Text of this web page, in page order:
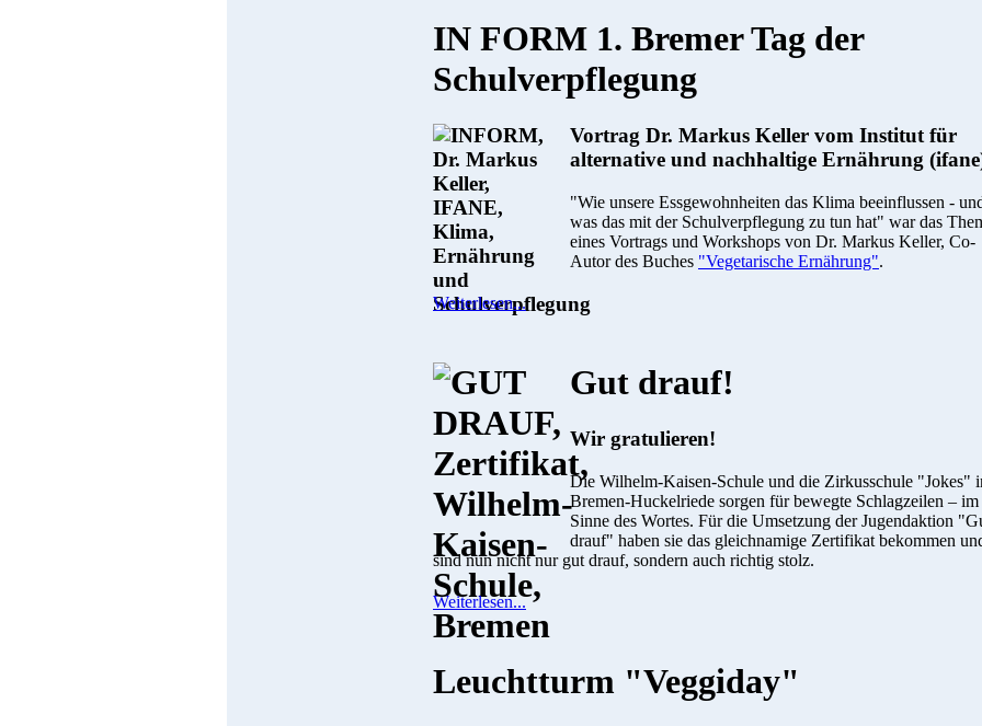
IN FORM 1. Bremer Tag der
Schulverpflegung
Vortrag Dr. Markus Keller vom Institut für
alternative und nachhaltige Ernährung
"Wie unsere Essgewohnheiten das Klima beeinflussen -
was das mit der Schulverpflegung zu tun hat" war das
eines Vortrags und Workshops von Dr. Markus Keller, Co-
Autor des Buches "Vegetarische Ernährung".
Weiterlesen...
Gut drauf!
Wir gratulieren!
Die Wilhelm-Kaisen-Schule und die Zirkusschule "Jokes"
Bremen-Huckelriede sorgen für bewegte Schlagzeilen – im
Sinne des Wortes. Für die Umsetzung der Jugendaktion
drauf" haben sie das gleichnamige Zertifikat bekommen
sind nun nicht nur gut drauf, sondern auch richtig stolz.
Weiterlesen...
Leuchtturm "Veggiday"